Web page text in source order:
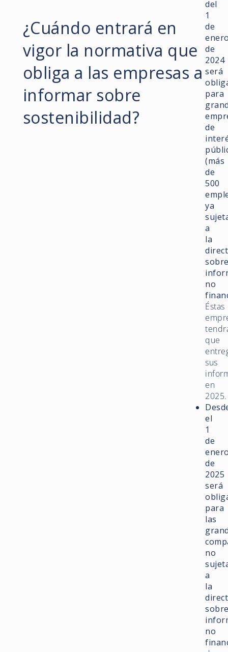
¿Cuándo entrará en
vigor la normativa que
obliga a las empresas a
informar sobre
sostenibilidad?
del
1
de
de
2024
será
para
de
(más
de
500
ya
a
la
no
Éstas
que
sus
en
2025.
el
1
de
de
2025
será
para
las
no
a
la
no